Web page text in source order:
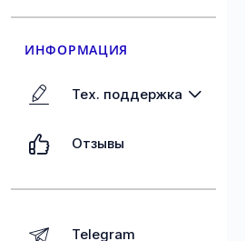
ИНФОРМАЦИЯ
Тех. поддержка
Отзывы
Telegram